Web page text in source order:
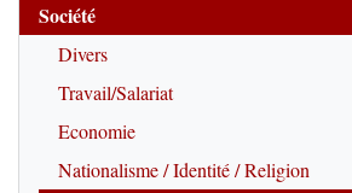
Société
Divers
Travail/Salariat
Economie
Nationalisme / Identité / Religion